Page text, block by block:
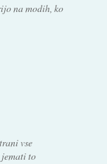
na modih, ko
vse
to